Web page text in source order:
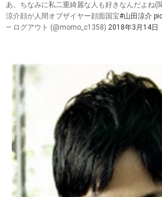
あ、ちなみに私二重綺麗な人も好きなんだよね(
涼介顔が人間オブザイヤー顔面国宝#山田涼介
— ログアウト (@momo_c1358) 2018年3月14日